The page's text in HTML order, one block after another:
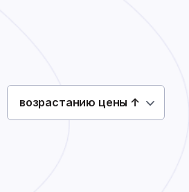
возрастанию цены ↑